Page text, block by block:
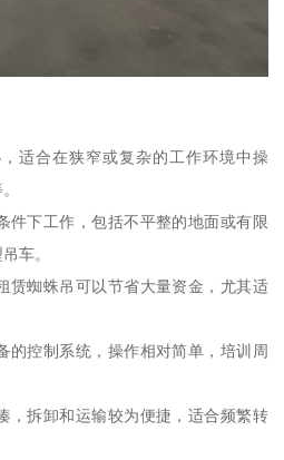
适合在狭窄或复杂的工作环境中操
件下工作，包括不平整的地面或有限
车。
赁蜘蛛吊可以节省大量资金，尤其适
的控制系统，操作相对简单，培训周
，拆卸和运输较为便捷，适合频繁转